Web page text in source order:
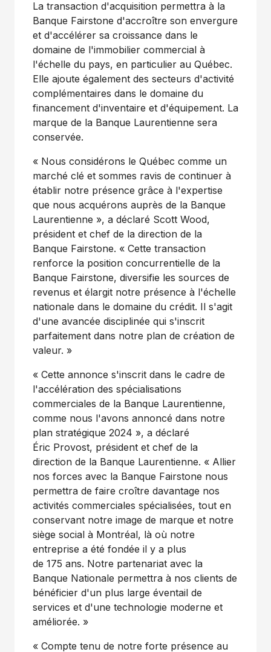
La transaction d'acquisition permettra à la
Banque Fairstone d'accroître son envergure
et d'accélérer sa croissance dans le
domaine de l'immobilier commercial à
l'échelle du pays, en particulier au Québec.
Elle ajoute également des secteurs d'activité
complémentaires dans le domaine du
financement d'inventaire et d'équipement. La
marque de la Banque Laurentienne sera
conservée.
« Nous considérons le Québec comme un
marché clé et sommes ravis de continuer à
établir notre présence grâce à l'expertise
que nous acquérons auprès de la Banque
Laurentienne », a déclaré Scott Wood,
président et chef de la direction de la
Banque Fairstone. « Cette transaction
renforce la position concurrentielle de la
Banque Fairstone, diversifie les sources de
revenus et élargit notre présence à l'échelle
nationale dans le domaine du crédit. Il s'agit
d'une avancée disciplinée qui s'inscrit
parfaitement dans notre plan de création de
valeur. »
« Cette annonce s'inscrit dans le cadre de
l'accélération des spécialisations
commerciales de la Banque Laurentienne,
comme nous l'avons annoncé dans notre
plan stratégique 2024 », a déclaré
Éric Provost, président et chef de la
direction de la Banque Laurentienne. « Allier
nos forces avec la Banque Fairstone nous
permettra de faire croître davantage nos
activités commerciales spécialisées, tout en
conservant notre image de marque et notre
siège social à Montréal, là où notre
entreprise a été fondée il y a plus
de 175 ans. Notre partenariat avec la
Banque Nationale permettra à nos clients de
bénéficier d'un plus large éventail de
services et d'une technologie moderne et
améliorée. »
« Compte tenu de notre forte présence au